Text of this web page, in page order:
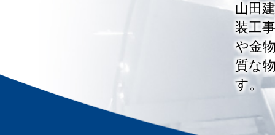
山田
装工
や金
質な
す。